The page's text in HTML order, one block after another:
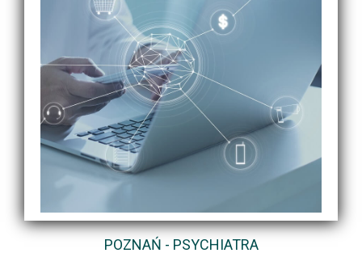
POZNAŃ - PSYCHIATRA